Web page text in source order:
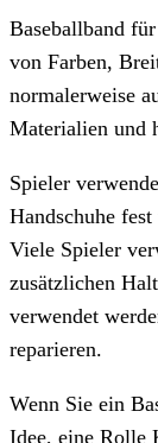
Baseballband
von Farben,
normalerweise
Materialien und
Spieler
Handschuhe
Viele Spieler
zusätzlichen
verwendet
reparieren.
Wenn Sie ein
Idee, eine Rolle